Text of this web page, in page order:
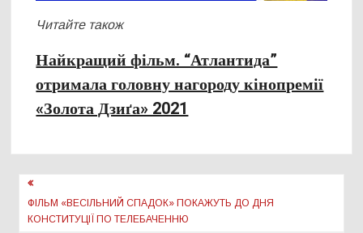
Читайте також
Найкращий фільм. “Атлантида”
отримала головну нагороду кінопремії
«Золота Дзиґа» 2021
Навігація
записів
ФІЛЬМ «ВЕСІЛЬНИЙ СПАДОК» ПОКАЖУТЬ ДО ДНЯ
КОНСТИТУЦІЇ ПО ТЕЛЕБАЧЕННЮ